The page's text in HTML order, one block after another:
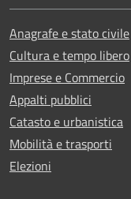
Anagrafe e stato civile
Cultura e tempo libero
Imprese e Commercio
Appalti pubblici
Catasto e urbanistica
Mobilità e trasporti
Elezioni